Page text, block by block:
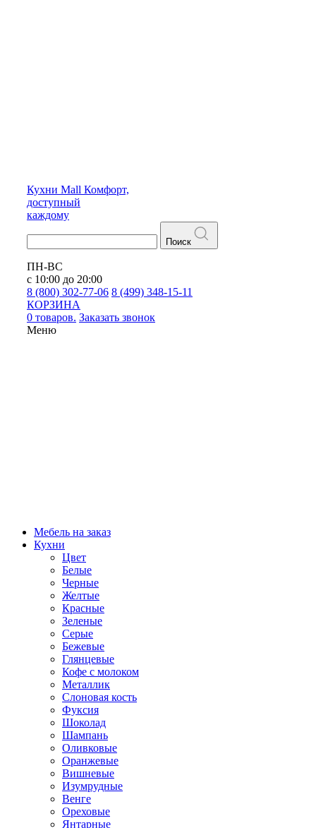
Кухни Mall Комфорт,
доступный
каждому
Поиск
ПН-ВС
с 10:00 до 20:00
8 (800) 302-77-06 8 (499) 348-15-11
КОРЗИНА
0 товаров. Заказать звонок
Меню
Мебель на заказ
Кухни
Цвет
Белые
Черные
Желтые
Красные
Зеленые
Серые
Бежевые
Глянцевые
Кофе с молоком
Металлик
Слоновая кость
Фуксия
Шоколад
Шампань
Оливковые
Оранжевые
Вишневые
Изумрудные
Венге
Ореховые
Янтарные